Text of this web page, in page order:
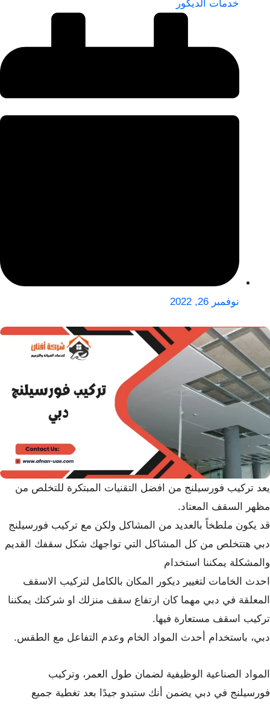
خدمات الديكور
نوفمبر 26, 2022
يعد تركيب فورسيلنج من افضل التقنيات المبتكرة للتخلص من
مظهر السقف المعتاد.
قد يكون ملطخاً بالعديد من المشاكل ولكن مع تركيب فورسيلنج
دبي هتتخلص من كل المشاكل التي تواجهك شكل سقفك القديم
والمشكلة يمكننا استخدام
احدث الخامات لتغيير ديكور المكان بالكامل لتركيب الاسقف
المعلقة في دبي مهما كان ارتفاع سقف منزلك او شركتك يمكننا
تركيب اسقف مستعارة فيها.
دبي، باستخدام أحدث المواد الخام وعدم التفاعل مع الطقس.
المواد الصناعية الوظيفية لضمان طول العمر، وتركيب
فورسيلنج في دبي يضمن أنك ستبدو جيدًا بعد تغطية جميع